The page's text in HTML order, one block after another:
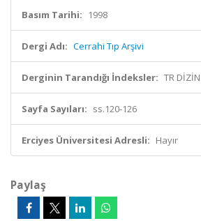
Basım Tarihi: 1998
Dergi Adı: Cerrahi Tıp Arşivi
Derginin Tarandığı İndeksler: TR
Sayfa Sayıları: ss.120-126
Erciyes Üniversitesi Adresli: Hayır
Paylaş